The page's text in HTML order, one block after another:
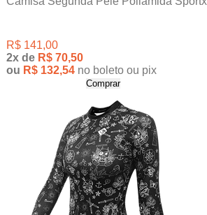
R$ 141,00
2x de R$ 70,50
ou R$ 132,54 no boleto ou pix
Comprar